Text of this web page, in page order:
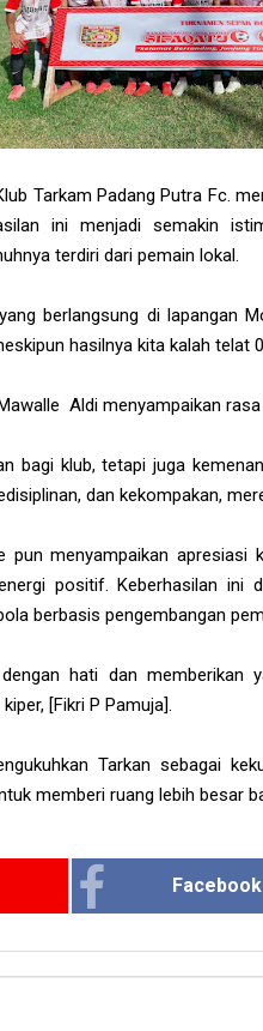
Tarkam Padang Putra Fc.
ini menjadi semakin
terdiri dari pemain lokal.
berlangsung di lapangan
hasilnya kita kalah telat
Aldi menyampaikan
bagi klub, tetapi juga
dan kekompakan,
pun menyampaikan
positif. Keberhasilan ini
berbasis pengembangan
hati dan memberikan
[Fikri P Pamuja].
Tarkan sebagai
memberi ruang lebih besar
Facebook